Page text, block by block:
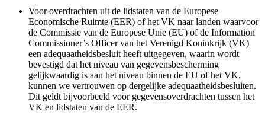
Voor overdrachten uit de lidstaten van de Europese
Economische Ruimte (EER) of het VK naar landen waarvoor
de Commissie van de Europese Unie (EU) of de Information
Commissioner’s Officer van het Verenigd Koninkrijk (VK)
een adequaatheidsbesluit heeft uitgegeven, waarin wordt
bevestigd dat het niveau van gegevensbescherming
gelijkwaardig is aan het niveau binnen de EU of het VK,
kunnen we vertrouwen op dergelijke adequaatheidsbesluiten.
Dit geldt bijvoorbeeld voor gegevensoverdrachten tussen het
VK en lidstaten van de EER.